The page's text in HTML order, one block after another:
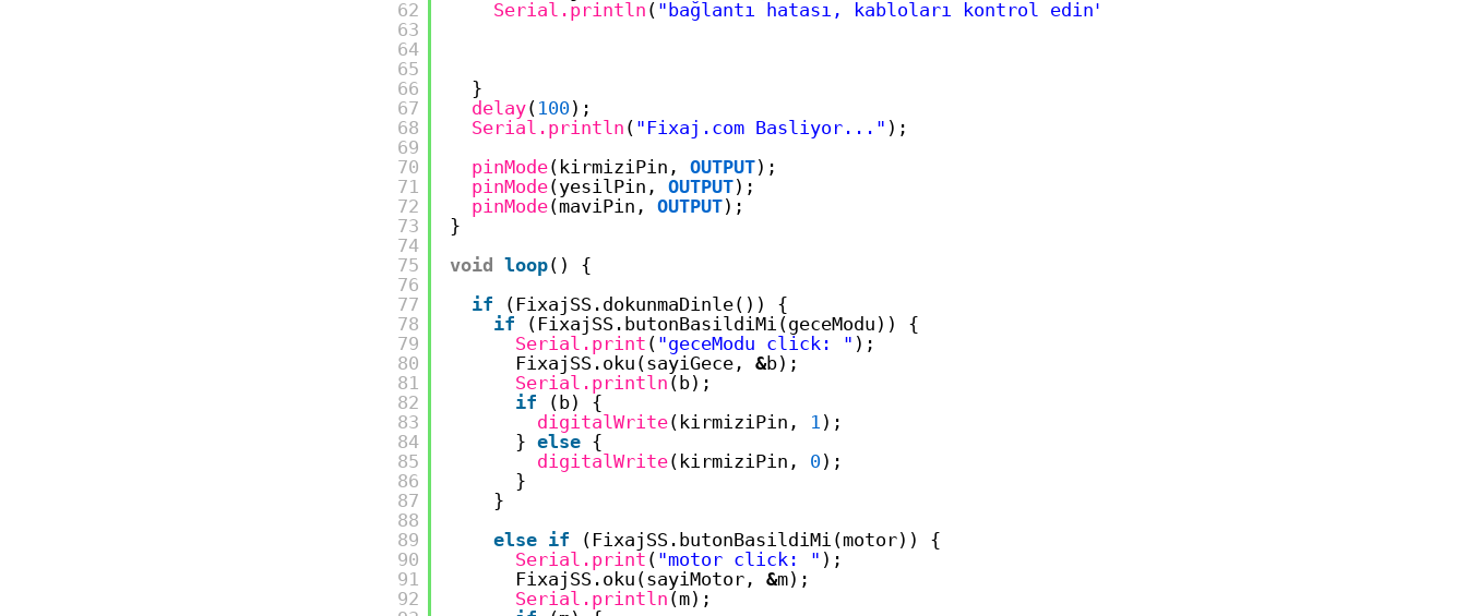
62
63
64
65
66
67
68
69
70
71
72
73
74
75
76
77
78
79
80
81
82
83
84
85
86
87
88
89
90
91
92
Serial.println ( "bağlantı hatası, kabloları kontrol edin"
}
delay( 100);
Serial.println ( "Fixaj.com Basliyor..." );
pinMode(kirmiziPin, OUTPUT);
pinMode(yesilPin, OUTPUT);
pinMode(maviPin, OUTPUT);
}
void loop() {
if
(FixajSS.dokunmaDinle()) {
if
(FixajSS.butonBasildiMi(geceModu)) {
Serial.print ( "geceModu click: " );
FixajSS.oku(sayiGece, &b);
Serial.println (b);
if
(b) {
digitalWrite(kirmiziPin, 1 );
} else {
digitalWrite(kirmiziPin, 0);
}
}
else if
(FixajSS.butonBasildiMi(motor)) {
Serial.print ( "motor click: " );
FixajSS.oku(sayiMotor, &m);
Serial.println (m);